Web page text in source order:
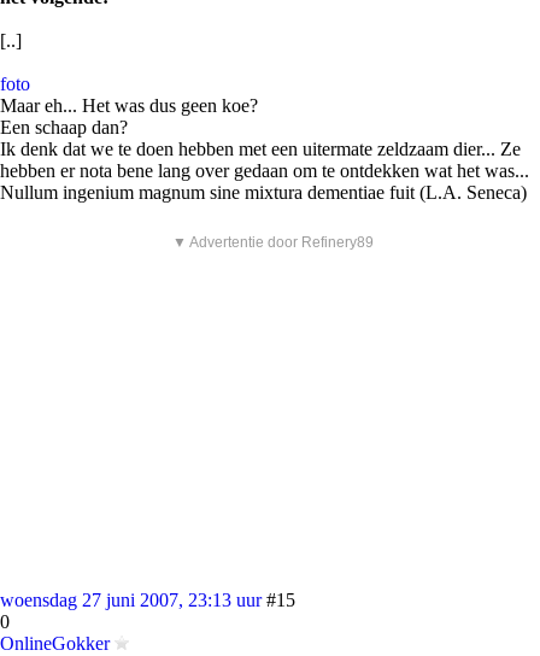
[..]
foto
Maar eh... Het was dus geen koe?
Een schaap dan?
Ik denk dat we te doen hebben met een uitermate zeldzaam dier... Ze
hebben er nota bene lang over gedaan om te ontdekken wat het was...
Nullum ingenium magnum sine mixtura dementiae fuit (L.A. Seneca)
▼ Advertentie door Refinery89
woensdag 27 juni 2007, 23:13 uur #15
0
OnlineGokker